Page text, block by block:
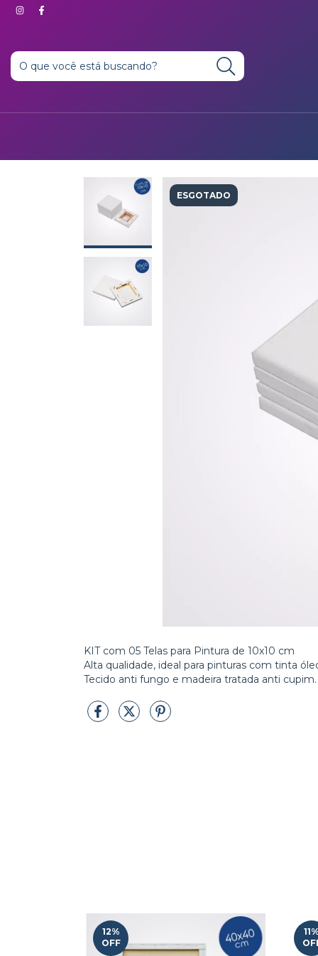
ESGOTADO
KIT com 05 Telas para Pintura de 10x10 cm
Alta qualidade, ideal para pinturas com tinta
Tecido anti fungo e madeira tratada anti cupim.
12%
OFF
11